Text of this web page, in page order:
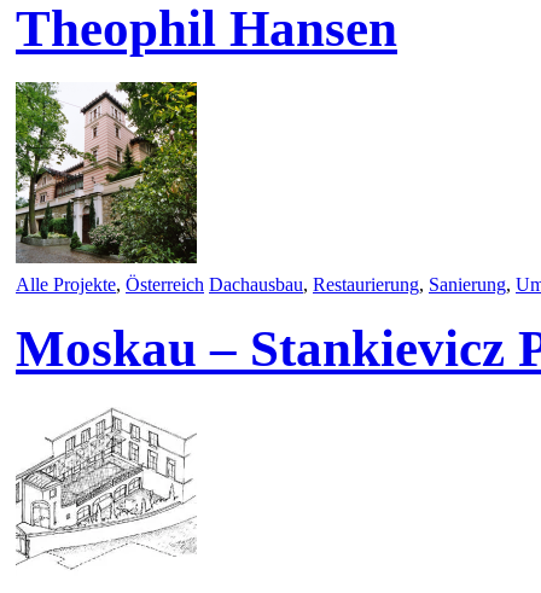
Theophil Hansen
Alle Projekte, Österreich Dachausbau, Restaurierung, Sanierung,
Moskau – Stankievicz